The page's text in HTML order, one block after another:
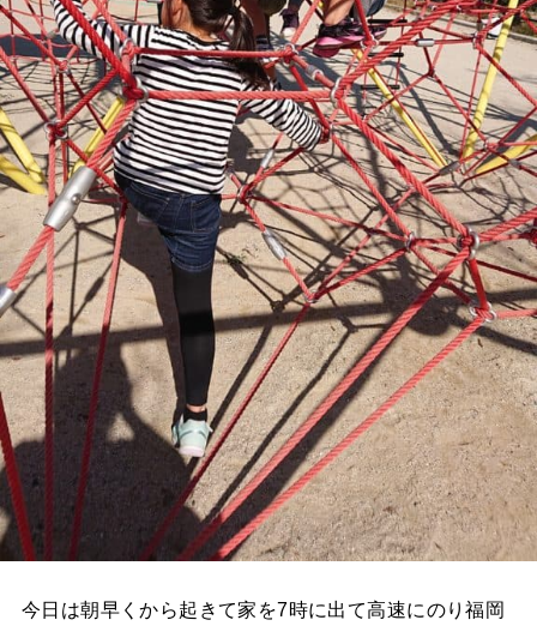
今日は朝早くから起きて家を7時に出て高速にのり福岡